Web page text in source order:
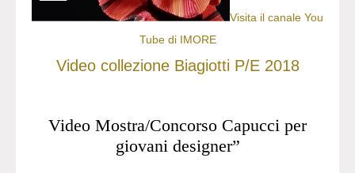
Visita il canale You
Tube di IMORE
Video collezione Biagiotti P/E 2018
Video Mostra/Concorso Capucci per
giovani designer”